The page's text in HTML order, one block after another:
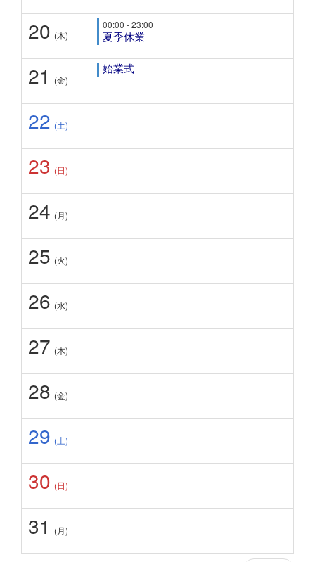
20 (木)
00:00 - 23:00
夏季休業
21 (金)
始業式
22 (土)
23 (日)
24 (月)
25 (火)
26 (水)
27 (木)
28 (金)
29 (土)
30 (日)
31 (月)